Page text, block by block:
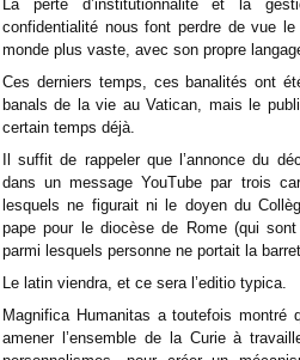
La perte d’institutionnalité et la
confidentialité nous font perdre de vue
monde plus vaste, avec son propre
Ces derniers temps, ces banalités ont
banals de la vie au Vatican, mais le
certain temps déjà.
Il suffit de rappeler que l’annonce du
dans un message YouTube par trois
lesquels ne figurait ni le doyen du
pape pour le diocèse de Rome (qui
parmi lesquels personne ne portait la
Le latin viendra, et ce sera l’editio typica.
Magnifica Humanitas a toutefois montré
amener l’ensemble de la Curie à